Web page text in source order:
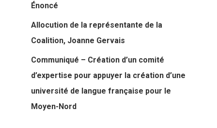
Énoncé
Allocution de la représentante de la
Coalition, Joanne Gervais
Communiqué – Création d’un comité
d’expertise pour appuyer la création d’une
université de langue française pour le
Moyen-Nord